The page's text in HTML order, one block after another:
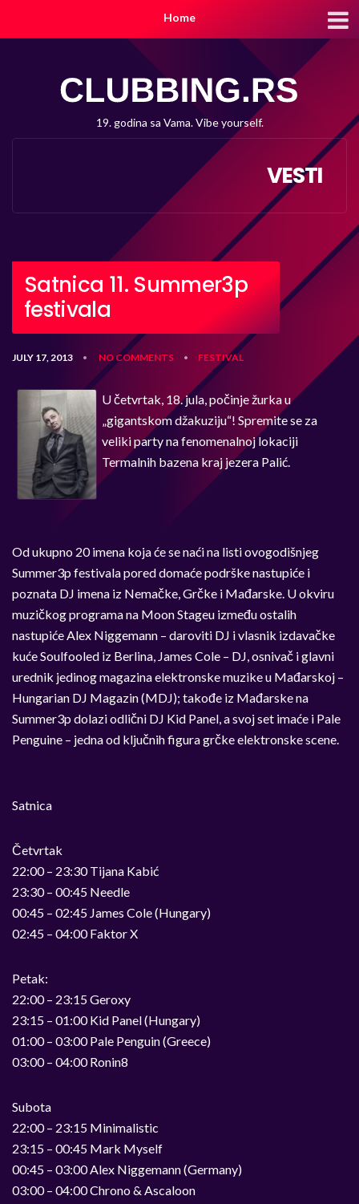
Home
19. godina sa Vama. Vibe yourself.
VESTI
Satnica 11. Summer3p
festivala
JULY 17, 2013 • NO COMMENTS • FESTIVAL
U četvrtak, 18. jula, počinje žurka u
„gigantskom džakuziju“! Spremite se za
veliki party na fenomenalnoj lokaciji
Termalnih bazena kraj jezera Palić.
Od ukupno 20 imena koja će se naći na listi ovogodišnjeg
Summer3p festivala pored domaće podrške nastupiće i
poznata DJ imena iz Nemačke, Grčke i Mađarske. U okviru
muzičkog programa na Moon Stageu između ostalih
nastupiće Alex Niggemann – daroviti DJ i vlasnik izdavačke
kuće Soulfooled iz Berlina, James Cole – DJ, osnivač i glavni
urednik jedinog magazina elektronske muzike u Mađarskoj –
Hungarian DJ Magazin (MDJ); takođe iz Mađarske na
Summer3p dolazi odlični DJ Kid Panel, a svoj set imaće i Pale
Penguine – jedna od ključnih figura grčke elektronske scene.
Satnica
Četvrtak
22:00 – 23:30 Tijana Kabić
23:30 – 00:45 Needle
00:45 – 02:45 James Cole (Hungary)
02:45 – 04:00 Faktor X
Petak:
22:00 – 23:15 Geroxy
23:15 – 01:00 Kid Panel (Hungary)
01:00 – 03:00 Pale Penguin (Greece)
03:00 – 04:00 Ronin8
Subota
22:00 – 23:15 Minimalistic
23:15 – 00:45 Mark Myself
00:45 – 03:00 Alex Niggemann (Germany)
03:00 – 04:00 Chrono & Ascaloon